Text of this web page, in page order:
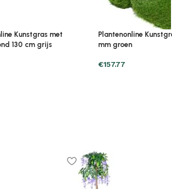
1×10 m/30
Plantenonline Kunstgras 1×15 m/